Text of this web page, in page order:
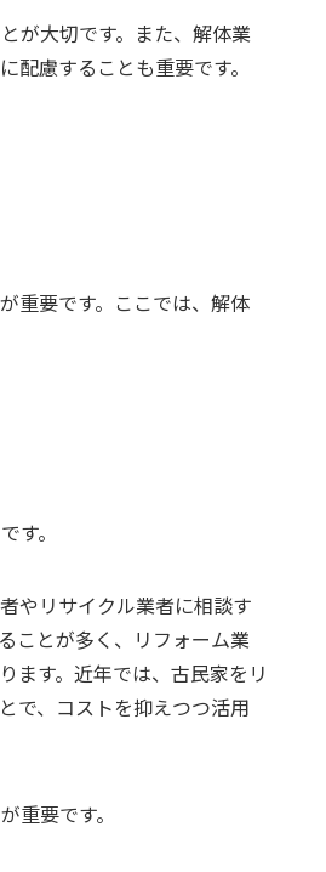
が大切です。また、解体業
慮することも重要です。
重要です。ここでは、解体
す。
やリサイクル業者に相談す
ことが多く、リフォーム業
ます。近年では、古民家をリ
で、コストを抑えつつ活用
重要です。